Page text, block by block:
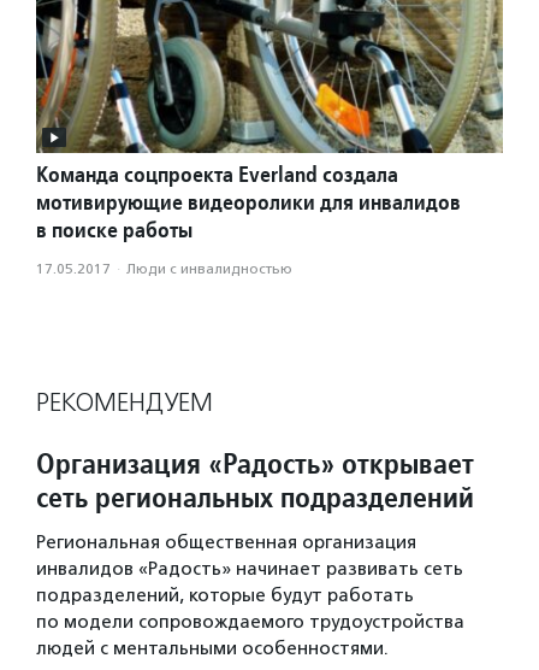
Команда соцпроекта Everland создала
мотивирующие видеоролики для инвалидов
в поиске работы
17.05.2017 · Люди с инвалидностью
РЕКОМЕНДУЕМ
Организация «Радость» открывает
сеть региональных подразделений
Региональная общественная организация
инвалидов «Радость» начинает развивать сеть
подразделений, которые будут работать
по модели сопровождаемого трудоустройства
людей с ментальными особенностями.